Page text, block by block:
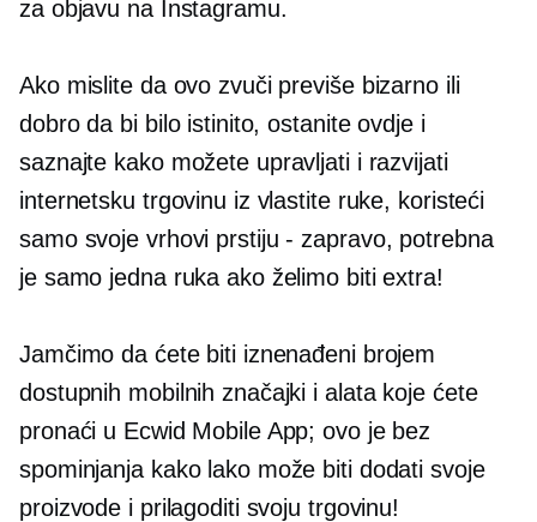
za objavu na Instagramu.
Ako mislite da ovo zvuči previše bizarno ili
dobro da bi bilo istinito, ostanite ovdje i
saznajte kako možete upravljati i razvijati
internetsku trgovinu iz vlastite ruke, koristeći
samo svoje vrhovi prstiju - zapravo, potrebna
je samo jedna ruka ako želimo biti extra!
Jamčimo da ćete biti iznenađeni brojem
dostupnih mobilnih značajki i alata koje ćete
pronaći u Ecwid Mobile App; ovo je bez
spominjanja kako lako može biti dodati svoje
proizvode i prilagoditi svoju trgovinu!